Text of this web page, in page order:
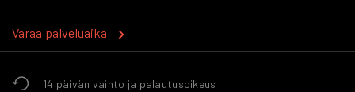
14 päivän vaihto ja palautusoikeus
Varaa palveluaika